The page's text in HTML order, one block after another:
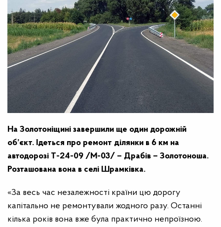
На Золотоніщині завершили ще один дорожній
об’єкт. Ідеться про ремонт ділянки в 6 км на
автодорозі Т-24-09 /М-03/ – Драбів – Золотоноша.
Розташована вона в селі Шрамківка.
«За весь час незалежності країни цю дорогу
капітально не ремонтували жодного разу. Останні
кілька років вона вже була практично непроїзною.